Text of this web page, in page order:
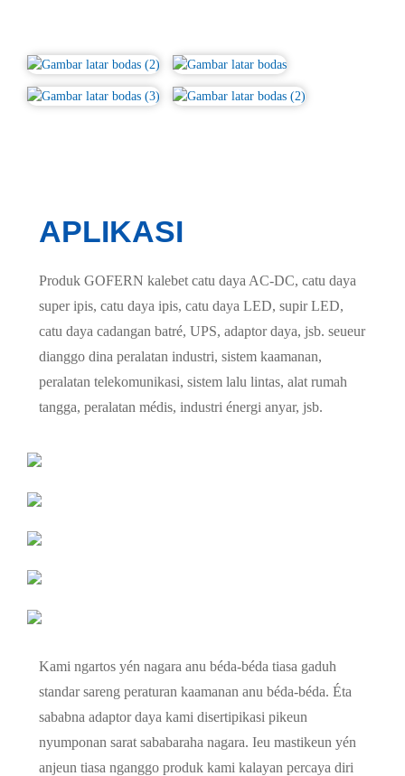
APLIKASI
Produk GOFERN kalebet catu daya AC-DC, catu daya
super ipis, catu daya ipis, catu daya LED, supir LED,
catu daya cadangan batré, UPS, adaptor daya, jsb. seueur
dianggo dina peralatan industri, sistem kaamanan,
peralatan telekomunikasi, sistem lalu lintas, alat rumah
tangga, peralatan médis, industri énergi anyar, jsb.
Kami ngartos yén nagara anu béda-béda tiasa gaduh
standar sareng peraturan kaamanan anu béda-béda. Éta
sababna adaptor daya kami disertipikasi pikeun
nyumponan sarat sababaraha nagara. Ieu mastikeun yén
anjeun tiasa nganggo produk kami kalayan percaya diri